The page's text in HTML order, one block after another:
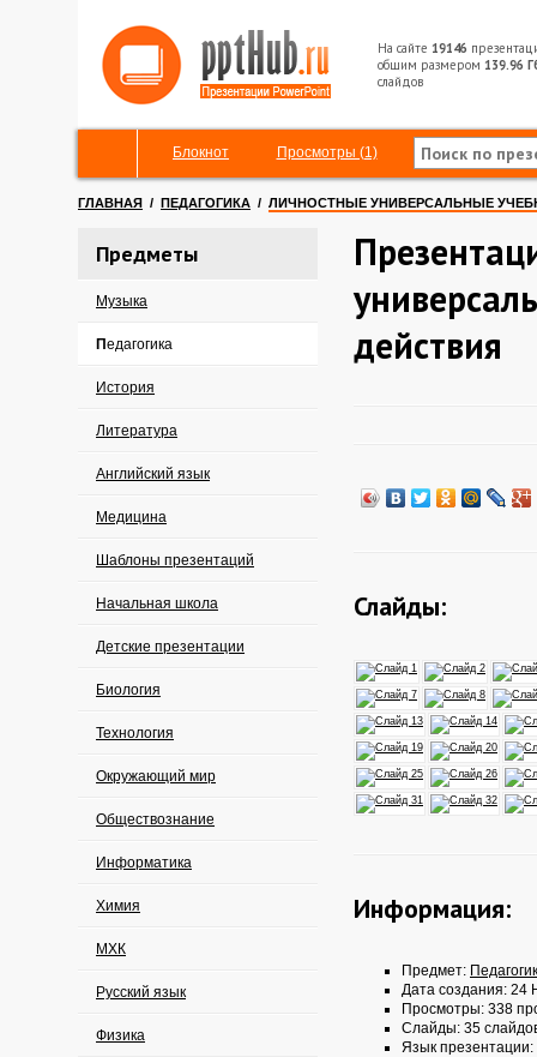
На сайте 19146
общим размером 139.96
слайдов
Блокнот Просмотры (1)
ГЛАВНАЯ / ПЕДАГОГИКА / ЛИЧНОСТНЫЕ УНИВЕРСАЛЬНЫЕ
Предметы
Музыка
Педагогика
История
Литература
Английский язык
Медицина
Шаблоны презентаций
Начальная школа
Детские презентации
Биология
Технология
Окружающий мир
Обществознание
Информатика
Химия
МХК
Русский язык
Физика
действия
Слайды:
Информация:
Предмет:
Дата создания: 24
Просмотры: 338
Слайды: 35
Язык презентации: